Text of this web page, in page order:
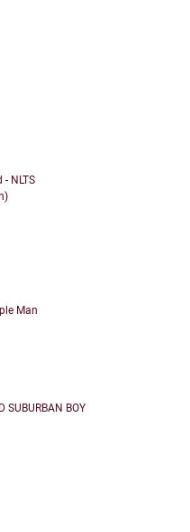
- NLTS
Man
SUBURBAN BOY